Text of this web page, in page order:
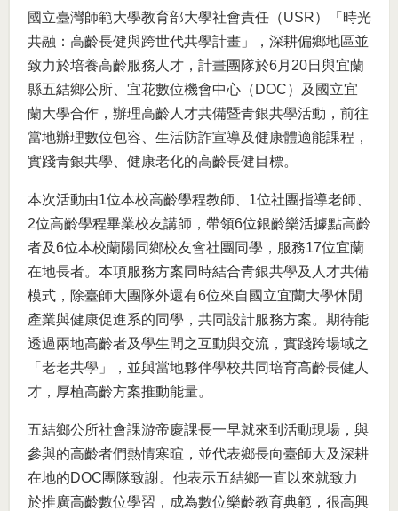
國立臺灣師範大學教育部大學社會責任（USR）「時光
共融：高齡長健與跨世代共學計畫」，深耕偏鄉地區並
致力於培養高齡服務人才，計畫團隊於6月20日與宜蘭
縣五結鄉公所、宜花數位機會中心（DOC）及國立宜
蘭大學合作，辦理高齡人才共備暨青銀共學活動，前往
當地辦理數位包容、生活防詐宣導及健康體適能課程，
實踐青銀共學、健康老化的高齡長健目標。
本次活動由1位本校高齡學程教師、1位社團指導老師、
2位高齡學程畢業校友講師，帶領6位銀齡樂活據點高齡
者及6位本校蘭陽同鄉校友會社團同學，服務17位宜蘭
在地長者。本項服務方案同時結合青銀共學及人才共備
模式，除臺師大團隊外還有6位來自國立宜蘭大學休閒
產業與健康促進系的同學，共同設計服務方案。期待能
透過兩地高齡者及學生間之互動與交流，實踐跨場域之
「老老共學」，並與當地夥伴學校共同培育高齡長健人
才，厚植高齡方案推動能量。
五結鄉公所社會課游帝慶課長一早就來到活動現場，與
參與的高齡者們熱情寒暄，並代表鄉長向臺師大及深耕
在地的DOC團隊致謝。他表示五結鄉一直以來就致力
於推廣高齡數位學習，成為數位樂齡教育典範，很高興